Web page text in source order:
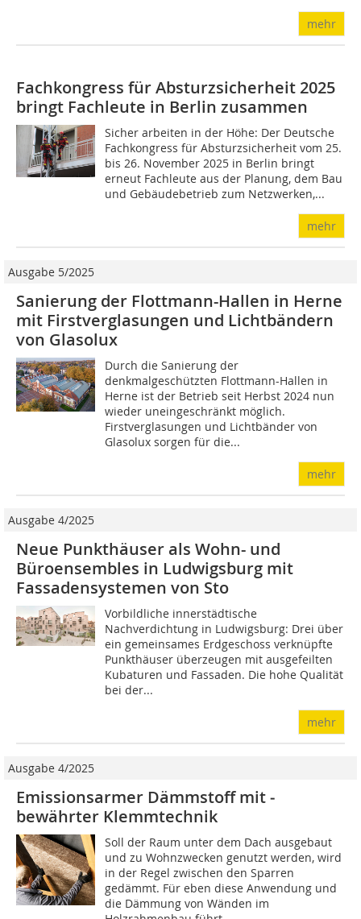
mehr
Fachkongress für Absturzsicherheit 2025
bringt Fachleute in Berlin zusammen
Sicher arbeiten in der Höhe: Der Deutsche
Fachkongress für Absturzsicherheit vom 25.
bis 26. November 2025 in Berlin bringt
erneut Fachleute aus der Planung, dem Bau
und Gebäudebetrieb zum Netzwerken,...
mehr
Ausgabe 5/2025
Sanierung der Flottmann-Hallen in Herne
mit Firstverglasungen und Lichtbändern
von Glasolux
Durch die Sanierung der
denkmalgeschützten Flottmann-Hallen in
Herne ist der Betrieb seit Herbst 2024 nun
wieder uneingeschränkt möglich.
Firstverglasungen und Lichtbänder von
Glasolux sorgen für die...
mehr
Ausgabe 4/2025
Neue Punkthäuser als Wohn- und
Büroensembles in Ludwigsburg mit
Fassadensystemen von Sto
Vorbildliche innerstädtische
Nachverdichtung in Ludwigsburg: Drei über
ein gemeinsames Erdgeschoss verknüpfte
Punkthäuser überzeugen mit ausgefeilten
Kubaturen und Fassaden. Die hohe Qualität
bei der...
mehr
Ausgabe 4/2025
Emissionsarmer Dämmstoff mit ­
bewährter Klemmtechnik
Soll der Raum unter dem Dach ausgebaut
und zu Wohnzwecken genutzt werden, wird
in der Regel zwischen den Sparren
gedämmt. Für eben diese Anwendung und
die Dämmung von Wänden im